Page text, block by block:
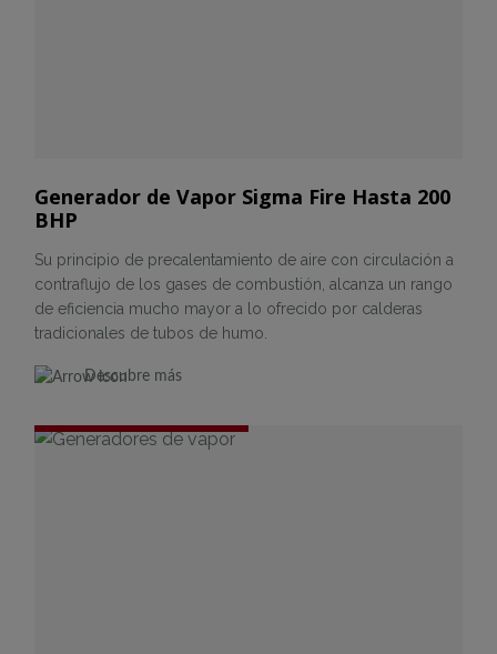
Generador de Vapor Sigma Fire Hasta 200
BHP
Su principio de precalentamiento de aire con circulación a
contraflujo de los gases de combustión, alcanza un rango
de eficiencia mucho mayor a lo ofrecido por calderas
tradicionales de tubos de humo.
Descubre más